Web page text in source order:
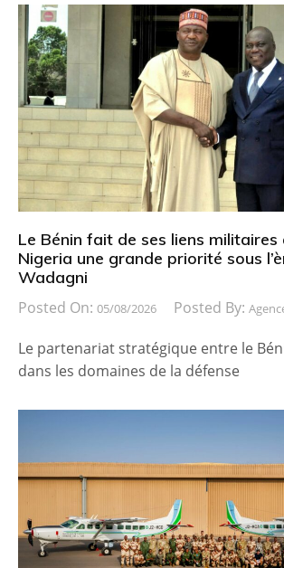
Le Bénin fait de ses liens militaires
Nigeria une grande priorité sous
Wadagni
Posted On: 05/08/2026 Posted By:
Le partenariat stratégique entre le
dans les domaines de la défense